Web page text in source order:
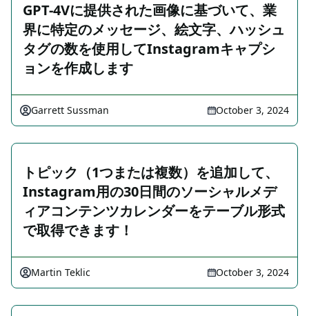
GPT-4Vに提供された画像に基づいて、業
界に特定のメッセージ、絵文字、ハッシュ
タグの数を使用してInstagramキャプシ
ョンを作成します
Garrett Sussman October 3, 2024
トピック（1つまたは複数）を追加して、
Instagram用の30日間のソーシャルメデ
ィアコンテンツカレンダーをテーブル形式
で取得できます！
Martin Teklic October 3, 2024